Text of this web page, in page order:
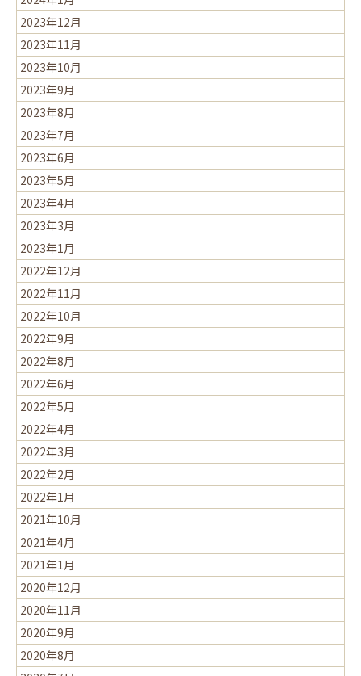
2023年12月
2023年11月
2023年10月
2023年9月
2023年8月
2023年7月
2023年6月
2023年5月
2023年4月
2023年3月
2023年1月
2022年12月
2022年11月
2022年10月
2022年9月
2022年8月
2022年6月
2022年5月
2022年4月
2022年3月
2022年2月
2022年1月
2021年10月
2021年4月
2021年1月
2020年12月
2020年11月
2020年9月
2020年8月